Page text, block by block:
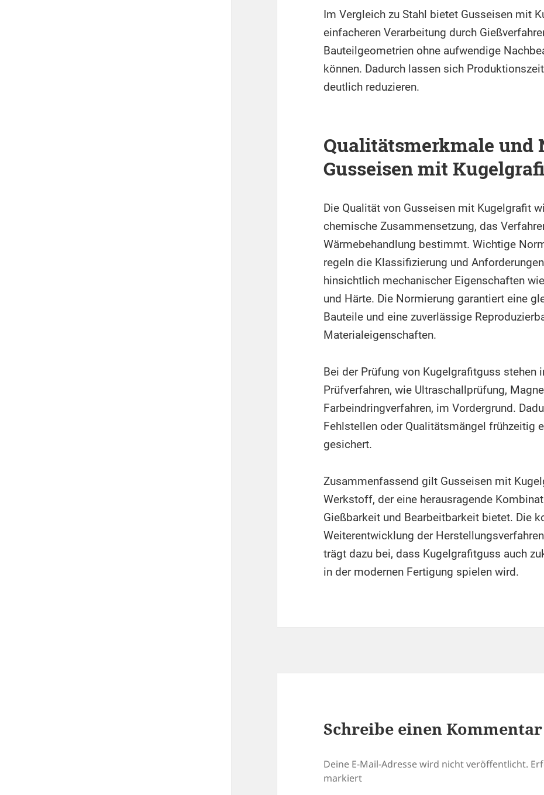
Im Vergleich zu Stahl bietet Gusseisen mit
einfacheren Verarbeitung durch
Bauteilgeometrien ohne aufwendige
können. Dadurch lassen sich
deutlich reduzieren.
Qualitätsmerkmale und
Gusseisen mit
Die Qualität von Gusseisen mit Kugelgrafit
chemische Zusammensetzung, das
Wärmebehandlung bestimmt. Wichtige
regeln die Klassifizierung und
hinsichtlich mechanischer Eigenschaften
und Härte. Die Normierung garantiert eine
Bauteile und eine zuverlässige
Materialeigenschaften.
Bei der Prüfung von Kugelgrafitguss stehen
Prüfverfahren, wie Ultraschallprüfung,
Farbeindringverfahren, im Vordergrund.
Fehlstellen oder Qualitätsmängel frühzeitig
gesichert.
Zusammenfassend gilt Gusseisen mit
Werkstoff, der eine herausragende
Gießbarkeit und Bearbeitbarkeit bietet. Die
Weiterentwicklung der
trägt dazu bei, dass Kugelgrafitguss auch
in der modernen Fertigung spielen wird.
Schreibe einen Kommentar
Deine E-Mail-Adresse wird nicht veröffentlicht.
markiert